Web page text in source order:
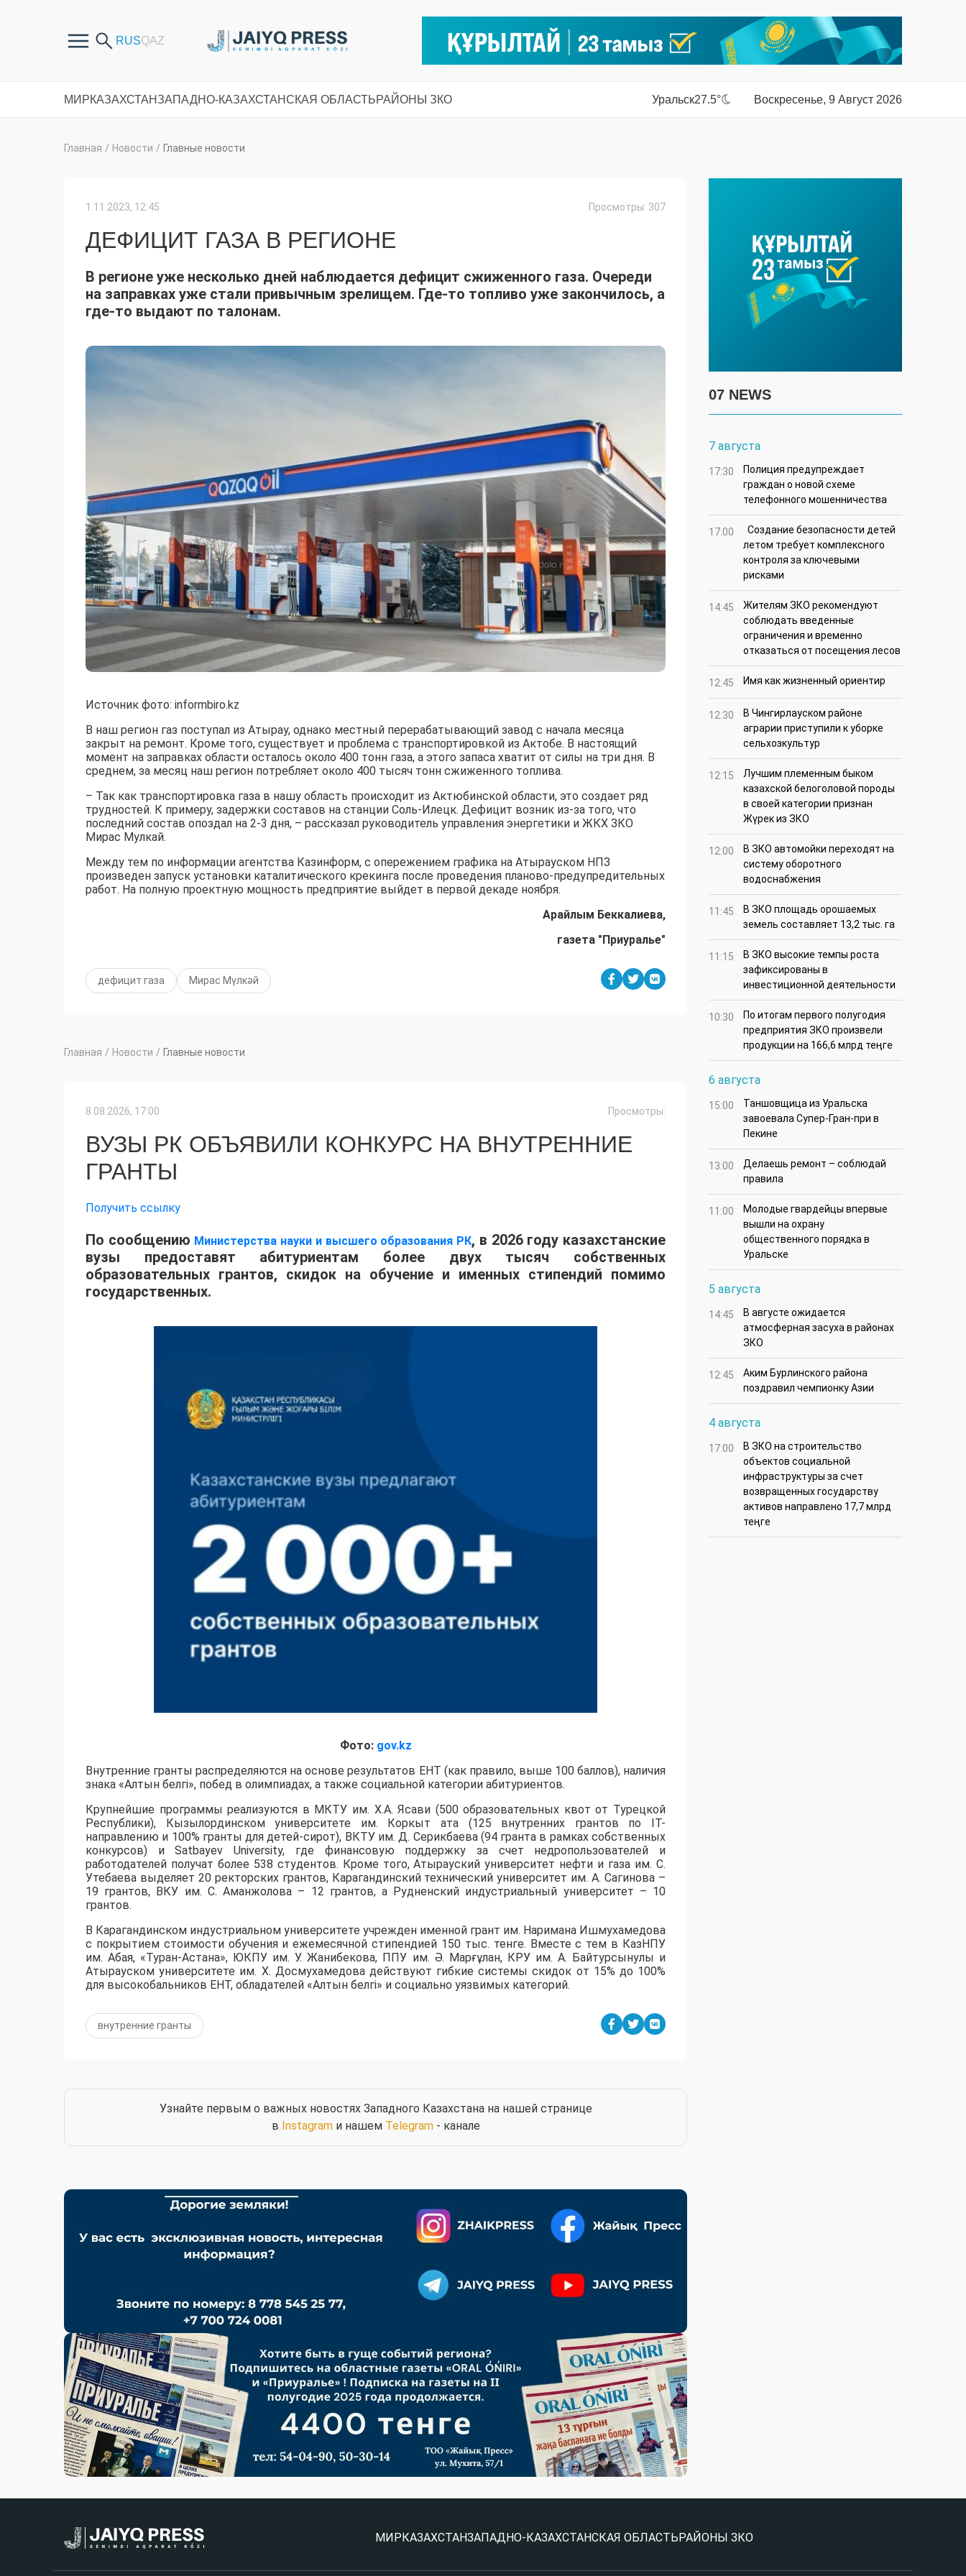
МИРКАЗАХСТАНЗАПАДНО-КАЗАХСТАНСКАЯ ОБЛАСТЬРАЙОНЫ ЗКО Уральск27.5° Воскресенье, 9 Август 2026
Главная / Новости / Главные новости
1.11.2023, 12:45 Просмотры: 307
ДЕФИЦИТ ГАЗА В РЕГИОНЕ
В регионе уже несколько дней наблюдается дефицит сжиженного газа. Очереди
на заправках уже стали привычным зрелищем. Где-то топливо уже закончилось, а
где-то выдают по талонам.
Источник фото: informbiro.kz
В наш регион газ поступал из Атырау, однако местный перерабатывающий завод с начала месяца
закрыт на ремонт. Кроме того, существует и проблема с транспортировкой из Актобе. В настоящий
момент на заправках области осталось около 400 тонн газа, а этого запаса хватит от силы на три дня. В
среднем, за месяц наш регион потребляет около 400 тысяч тонн сжиженного топлива.
– Так как транспортировка газа в нашу область происходит из Актюбинской области, это создает ряд
трудностей. К примеру, задержки составов на станции Соль-Илецк. Дефицит возник из-за того, что
последний состав опоздал на 2-3 дня, – рассказал руководитель управления энергетики и ЖКХ ЗКО
Мирас Мулкай.
Между тем по информации агентства Казинформ, с опережением графика на Атырауском НПЗ
произведен запуск установки каталитического крекинга после проведения планово-предупредительных
работ. На полную проектную мощность предприятие выйдет в первой декаде ноября.
Арайлым Беккалиева,
газета "Приуралье"
дефицит газа Мирас Мүлкәй
Главная / Новости / Главные новости
8.08.2026, 17:00 Просмотры:
ВУЗЫ РК ОБЪЯВИЛИ КОНКУРС НА ВНУТРЕННИЕ
ГРАНТЫ
Получить ссылку
По сообщению Министерства науки и высшего образования РК, в 2026 году казахстанские
вузы предоставят абитуриентам более двух тысяч собственных
образовательных грантов, скидок на обучение и именных стипендий помимо
государственных.
Фото: gov.kz
Внутренние гранты распределяются на основе результатов ЕНТ (как правило, выше 100 баллов), наличия
знака «Алтын белгі», побед в олимпиадах, а также социальной категории абитуриентов.
​Крупнейшие программы реализуются в МКТУ им. Х.А. Ясави (500 образовательных квот от Турецкой
Республики), Кызылординском университете им. Коркыт ата (125 внутренних грантов по IT-
направлению и 100% гранты для детей-сирот), ВКТУ им. Д. Серикбаева (94 гранта в рамках собственных
конкурсов) и Satbayev University, где финансовую поддержку за счет недропользователей и
работодателей получат более 538 студентов. Кроме того, Атырауский университет нефти и газа им. С.
Утебаева выделяет 20 ректорских грантов, Карагандинский технический университет им. А. Сагинова –
19 грантов, ВКУ им. С. Аманжолова – 12 грантов, а Рудненский индустриальный университет – 10
грантов.
​В Карагандинском индустриальном университете учрежден именной грант им. Наримана Ишмухамедова
с покрытием стоимости обучения и ежемесячной стипендией 150 тыс. тенге. Вместе с тем в КазНПУ
им. Абая, «Туран-Астана», ЮКПУ им. У. Жанибекова, ППУ им. Ә. Марғұлан, КРУ им. А. Байтурсынулы и
Атырауском университете им. Х. Досмухамедова действуют гибкие системы скидок от 15% до 100%
для высокобальников ЕНТ, обладателей «Алтын белгі» и социально уязвимых категорий.
внутренние гранты
Узнайте первым о важных новостях Западного Казахстана на нашей странице
в Instagramи нашем Telegram- канале
07 NEWS
7 августа
17:30
Полиция предупреждает
граждан о новой схеме
телефонного мошенничества
17:00
Создание безопасности детей
летом требует комплексного
контроля за ключевыми
рисками
14:45
Жителям ЗКО рекомендуют
соблюдать введенные
ограничения и временно
отказаться от посещения лесов
12:45 Имя как жизненный ориентир
12:30
В Чингирлауском районе
аграрии приступили к уборке
сельхозкультур
12:15
Лучшим племенным быком
казахской белоголовой породы
в своей категории признан
Жүрек из ЗКО
12:00
В ЗКО автомойки переходят на
систему оборотного
водоснабжения
11:45
В ЗКО площадь орошаемых
земель составляет 13,2 тыс. га
11:15
В ЗКО высокие темпы роста
зафиксированы в
инвестиционной деятельности
10:30
По итогам первого полугодия
предприятия ЗКО произвели
продукции на 166,6 млрд теңге
6 августа
15:00
Таншовщица из Уральска
завоевала Супер-Гран-при в
Пекине
13:00
Делаешь ремонт – соблюдай
правила
11:00
Молодые гвардейцы впервые
вышли на охрану
общественного порядка в
Уральске
5 августа
14:45
В августе ожидается
атмосферная засуха в районах
ЗКО
12:45
Аким Бурлинского района
поздравил чемпионку Азии
4 августа
17:00
В ЗКО на строительство
объектов социальной
инфраструктуры за счет
возвращенных государству
активов направлено 17,7 млрд
теңге
МИРКАЗАХСТАНЗАПАДНО-КАЗАХСТАНСКАЯ ОБЛАСТЬРАЙОНЫ ЗКО